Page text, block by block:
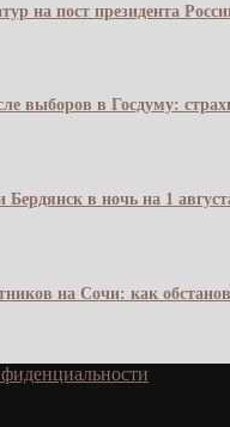
на пост президента
выборов в Госдуму:
Бердянск в ночь на 1
на Сочи: как